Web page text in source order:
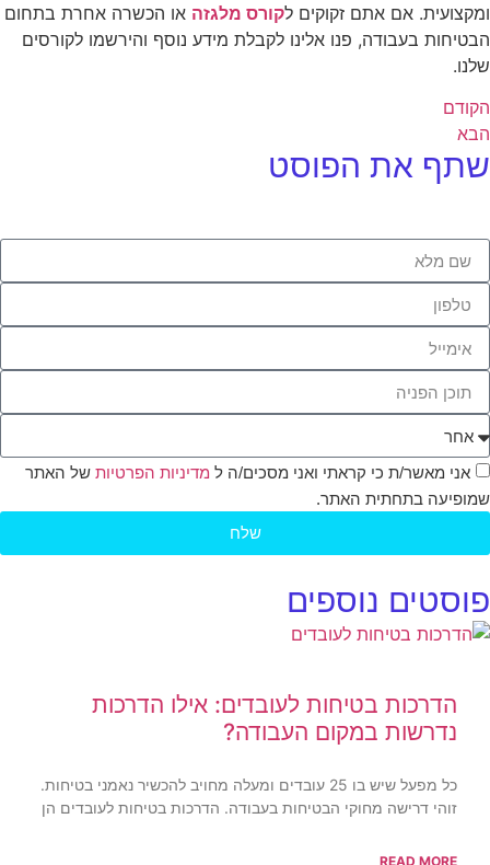
ומקצועית. אם אתם זקוקים לקורס מלגזה או הכשרה אחרת בתחום
הבטיחות בעבודה, פנו אלינו לקבלת מידע נוסף והירשמו לקורסים
שלנו.
הקודם
הבא
שתף את הפוסט
אני מאשר/ת כי קראתי ואני מסכים/ה ל מדיניות הפרטיות של האתר
שמופיעה בתחתית האתר.
שלח
פוסטים נוספים
הדרכות בטיחות לעובדים: אילו הדרכות
נדרשות במקום העבודה?
כל מפעל שיש בו 25 עובדים ומעלה מחויב להכשיר נאמני בטיחות.
זוהי דרישה מחוקי הבטיחות בעבודה. הדרכות בטיחות לעובדים הן
READ MORE